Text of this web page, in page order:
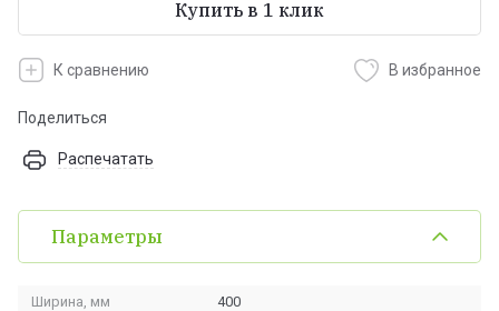
Купить в 1 клик
К сравнению В избранное
Поделиться
Распечатать
Параметры
Ширина, мм
400